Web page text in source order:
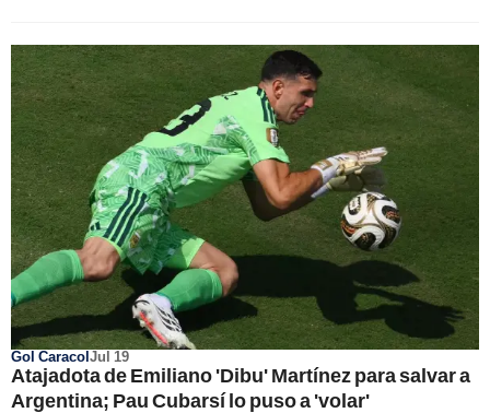
Gol CaracolJul 19
Atajadota de Emiliano 'Dibu' Martínez para salvar a
Argentina; Pau Cubarsí lo puso a 'volar'